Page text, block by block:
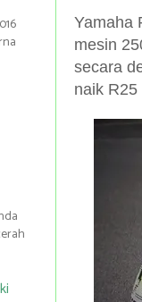
Yamaha
mesin
secara
naik